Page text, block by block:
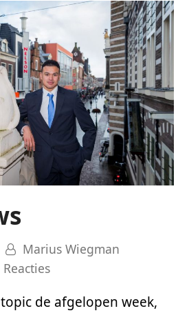
Marius Wiegman
Reacties
de afgelopen week,